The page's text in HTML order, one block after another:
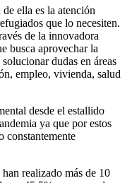
ella es la atención
que lo necesiten.
de la innovadora
busca aprovechar la
dudas en áreas
empleo, vivienda, salud
desde el estallido
ya que por estos
constantemente
realizado más de 10